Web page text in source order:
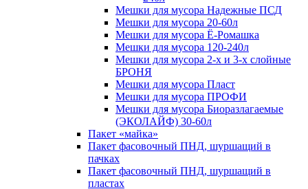
Мешки для мусора Надежные ПСД
Мешки для мусора 20-60л
Мешки для мусора Ё-Ромашка
Мешки для мусора 120-240л
Мешки для мусора 2-х и 3-х слойные
БРОНЯ
Мешки для мусора Пласт
Мешки для мусора ПРОФИ
Мешки для мусора Биоразлагаемые
(ЭКОЛАЙФ) 30-60л
Пакет «майка»
Пакет фасовочный ПНД, шуршащий в
пачках
Пакет фасовочный ПНД, шуршащий в
пластах